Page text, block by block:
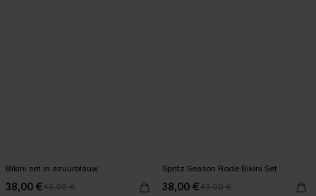
Bikini set in azuurblauw
38,00 €43,00 €
Spritz Season Rode Bikini Set
38,00 €43,00 €